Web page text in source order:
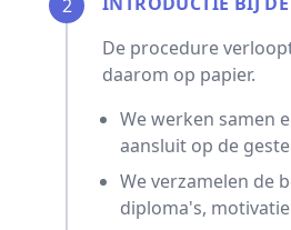
2
De procedure
daarom op papier.
We werken samen
aansluit op de
We verzamelen de
diploma's,